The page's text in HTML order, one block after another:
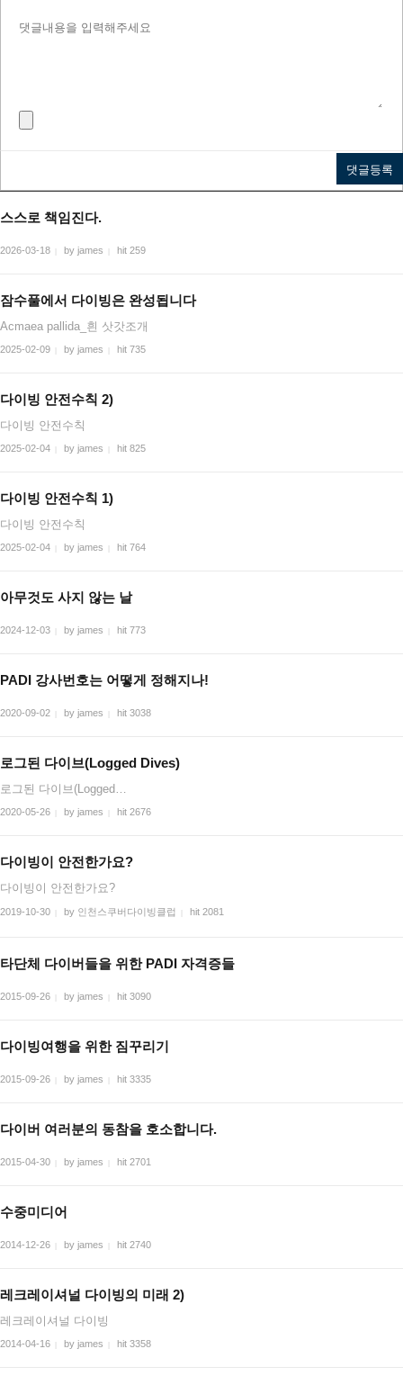
스스로 책임진다.
2026-03-18 by james hit 259
잠수풀에서 다이빙은 완성됩니다
Acmaea pallida_흰 삿갓조개
2025-02-09 by james hit 735
다이빙 안전수칙 2)
다이빙 안전수칙
2025-02-04 by james hit 825
다이빙 안전수칙 1)
다이빙 안전수칙
2025-02-04 by james hit 764
아무것도 사지 않는 날
2024-12-03 by james hit 773
PADI 강사번호는 어떻게 정해지나!
2020-09-02 by james hit 3038
로그된 다이브(Logged Dives)
로그된 다이브(Logged…
2020-05-26 by james hit 2676
다이빙이 안전한가요?
다이빙이 안전한가요?
2019-10-30 by 인천스쿠버다이빙클럽 hit 2081
타단체 다이버들을 위한 PADI 자격증들
2015-09-26 by james hit 3090
다이빙여행을 위한 짐꾸리기
2015-09-26 by james hit 3335
다이버 여러분의 동참을 호소합니다.
2015-04-30 by james hit 2701
수중미디어
2014-12-26 by james hit 2740
레크레이셔널 다이빙의 미래 2)
레크레이셔널 다이빙
2014-04-16 by james hit 3358